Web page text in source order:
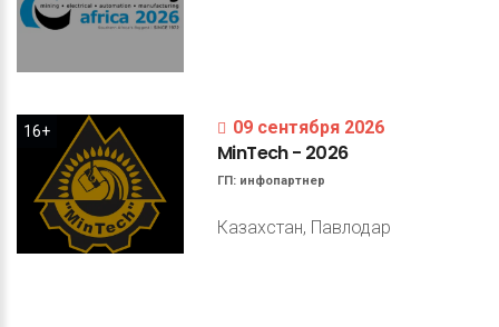
16+ 09 сентября 2026
MinTech- 2026
ГП: инфопартнер
Казахстан, Павлодар